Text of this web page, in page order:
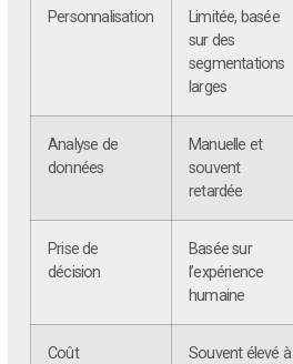
Personnalisation
Limitée, basée
sur des
segmentations
larges
Analyse de
données
Manuelle et
souvent
retardée
Prise de
décision
Basée sur
l’expérience
humaine
Coût
Souvent élevé à